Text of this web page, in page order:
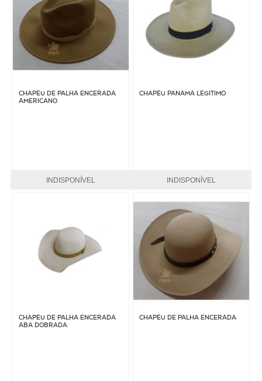
Crianças
Couros
Acessórios
CHAPÉU DE PALHA ENCERADA
AMERICANO
INDISPONÍVEL
CHAPÉU PANAMÁ LEGÍTIMO
INDISPONÍVEL
CHAPÉU DE PALHA ENCERADA
ABA DOBRADA
CHAPÉU DE PALHA ENCERADA